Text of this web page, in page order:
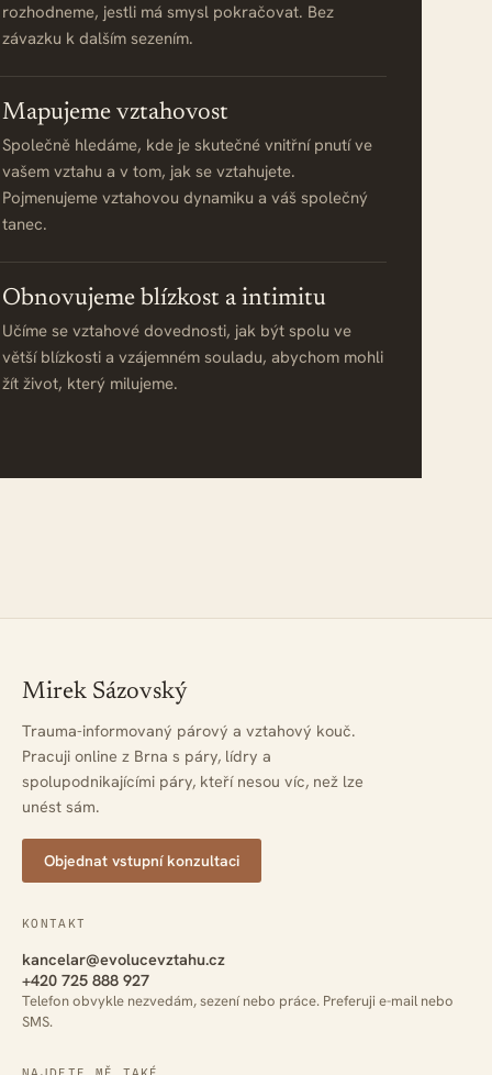
rozhodneme, jestli má smysl pokračovat. Bez
závazku k dalším sezením.
Mapujeme vztahovost
Společně hledáme, kde je skutečné vnitřní pnutí ve
vašem vztahu a v tom, jak se vztahujete.
Pojmenujeme vztahovou dynamiku a váš společný
tanec.
Obnovujeme blízkost a intimitu
Učíme se vztahové dovednosti, jak být spolu ve
větší blízkosti a vzájemném souladu, abychom mohli
žít život, který milujeme.
Mirek Sázovský
Trauma-informovaný párový a vztahový kouč.
Pracuji online z Brna s páry, lídry a
spolupodnikajícími páry, kteří nesou víc, než lze
unést sám.
Objednat vstupní konzultaci
KONTAKT
kancelar@evolucevztahu.cz
+420 725 888 927
Telefon obvykle nezvedám, sezení nebo práce. Preferuji e-mail nebo
SMS.